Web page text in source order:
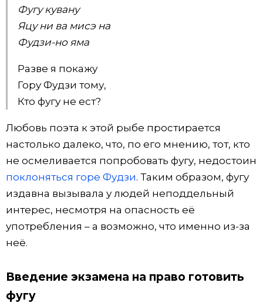
Фугу кувану
Яцу ни ва мисэ на
Фудзи-но яма
Разве я покажу
Гору Фудзи тому,
Кто фугу не ест?
Любовь поэта к этой рыбе простирается
настолько далеко, что, по его мнению, тот, кто
не осмеливается попробовать фугу, недостоин
поклоняться горе Фудзи. Таким образом, фугу
издавна вызывала у людей неподдельный
интерес, несмотря на опасность её
употребления – а возможно, что именно из-за
неё.
Введение экзамена на право готовить
фугу